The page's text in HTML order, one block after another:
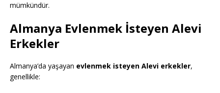
mümkündür.
Almanya Evlenmek İsteyen Alevi
Erkekler
Almanya’da yaşayan evlenmek isteyen Alevi erkekler,
genellikle: